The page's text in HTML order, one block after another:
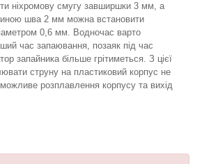
ніхромову смугу завширшки 3 мм, а
шва 2 мм можна встановити
0,6 мм. Водночас варто
час запаювання, позаяк під час
запайника більше грітиметься. З цієї
струну на пластиковий корпус не
розплавлення корпусу та вихід